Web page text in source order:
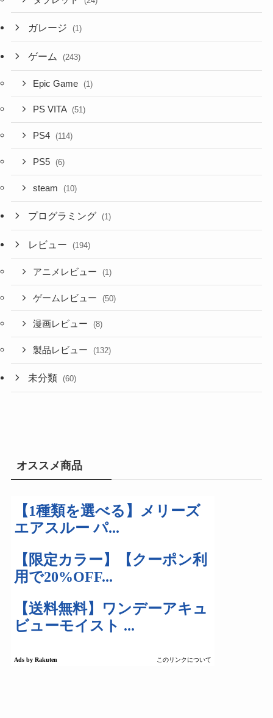
ガレージ (1)
ゲーム (243)
Epic Game (1)
PS VITA (51)
PS4 (114)
PS5 (6)
steam (10)
プログラミング (1)
レビュー (194)
アニメレビュー (1)
ゲームレビュー (50)
漫画レビュー (8)
製品レビュー (132)
未分類 (60)
オススメ商品